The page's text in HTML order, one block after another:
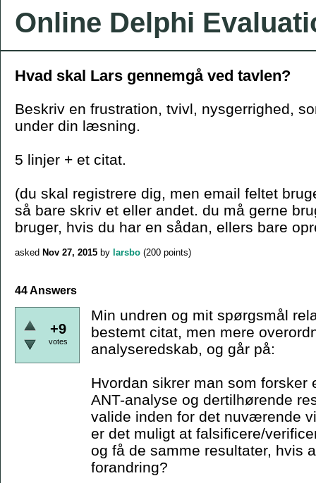
Online Delphi
Hvad skal Lars gennemgå ved tavlen?
Beskriv en frustration, tvivl, nysgerrighed,
under din læsning.
5 linjer + et citat.
(du skal registrere dig, men email feltet
så bare skriv et eller andet. du må gerne
bruger, hvis du har en sådan, ellers bare
asked Nov 27, 2015 by larsbo (200 points)
44 Answers
+9
votes
Min undren og mit spørgsmål
bestemt citat, men mere
analyseredskab, og går på:
Hvordan sikrer man som forsker
ANT-analyse og dertilhørende
valide inden for det nuværende
er det muligt at falsificere/
og få de samme resultater, hvis
forandring?